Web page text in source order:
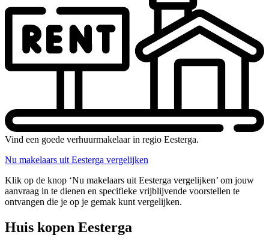
Vind een goede verhuurmakelaar in regio Eesterga.
Nu makelaars uit Eesterga vergelijken
Klik op de knop ‘Nu makelaars uit Eesterga vergelijken’ om jouw
aanvraag in te dienen en specifieke vrijblijvende voorstellen te
ontvangen die je op je gemak kunt vergelijken.
Huis kopen Eesterga